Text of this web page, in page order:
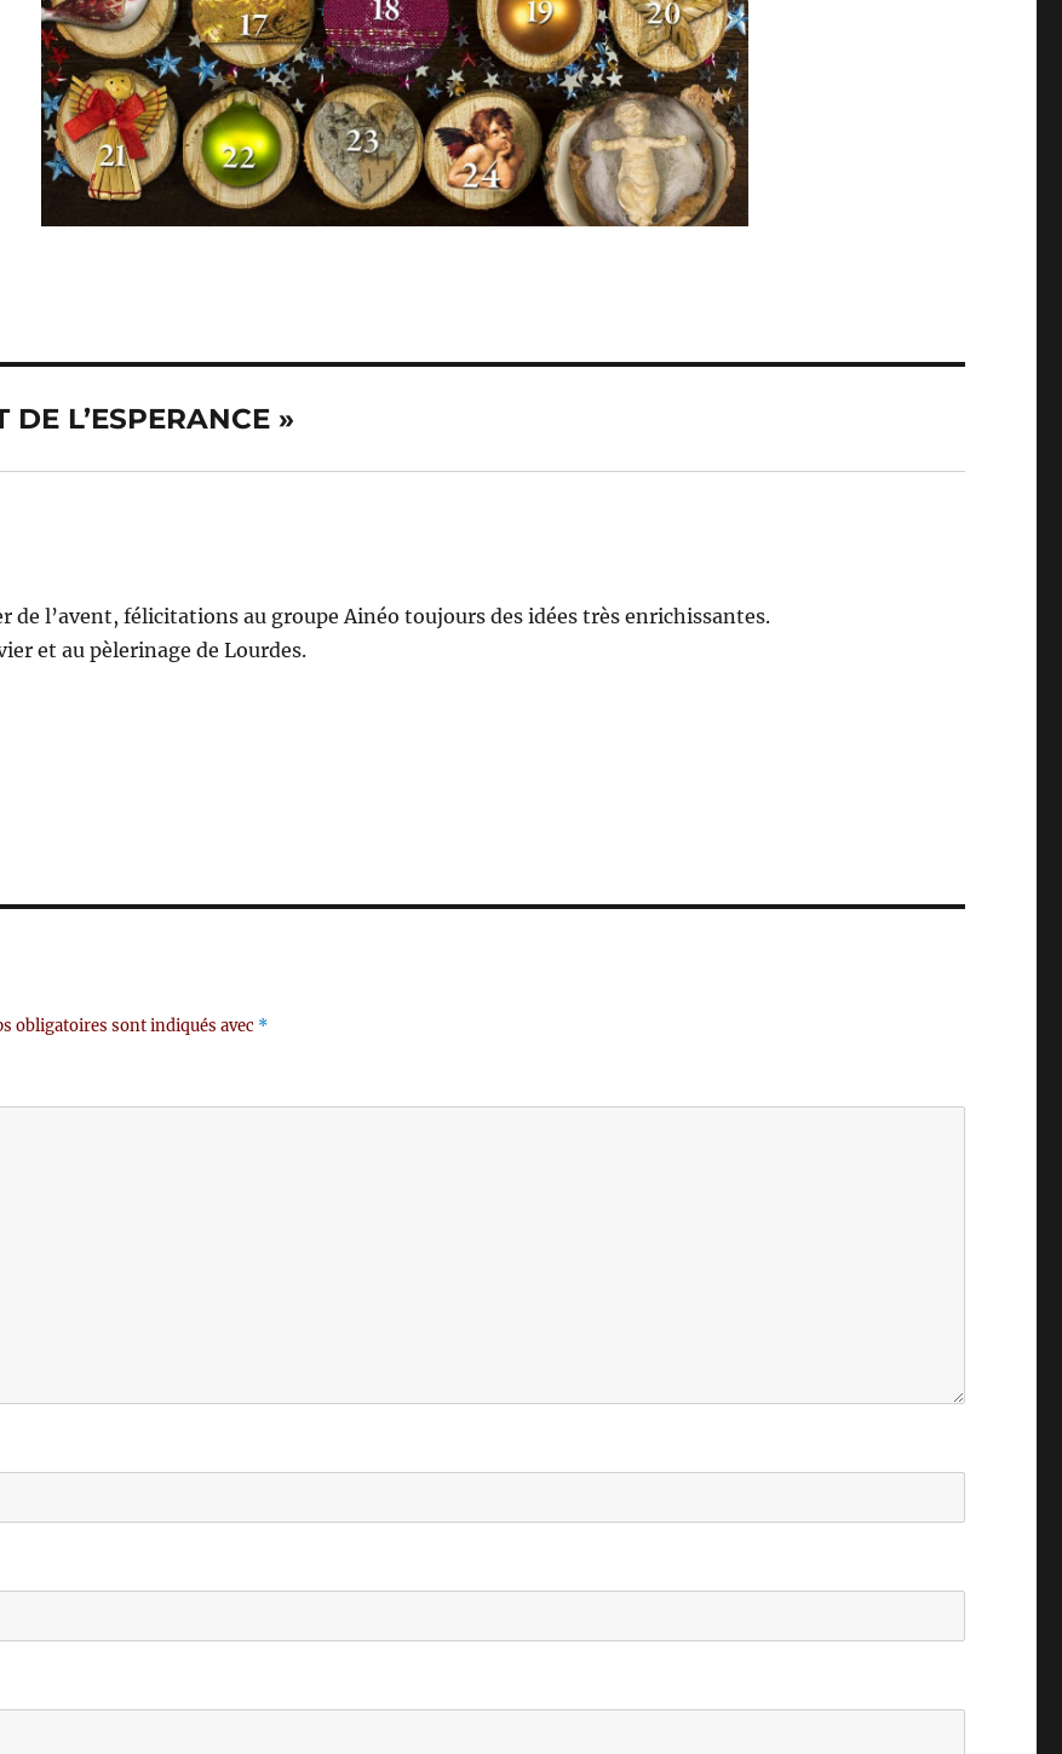
L’ESPERANCE »
de l’avent, félicitations au groupe Ainéo toujours des idées très enrichissantes.
et au pèlerinage de Lourdes.
obligatoires sont indiqués avec *